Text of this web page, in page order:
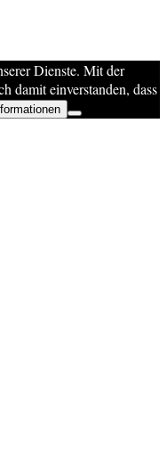
Dienste. Mit der
damit einverstanden, dass